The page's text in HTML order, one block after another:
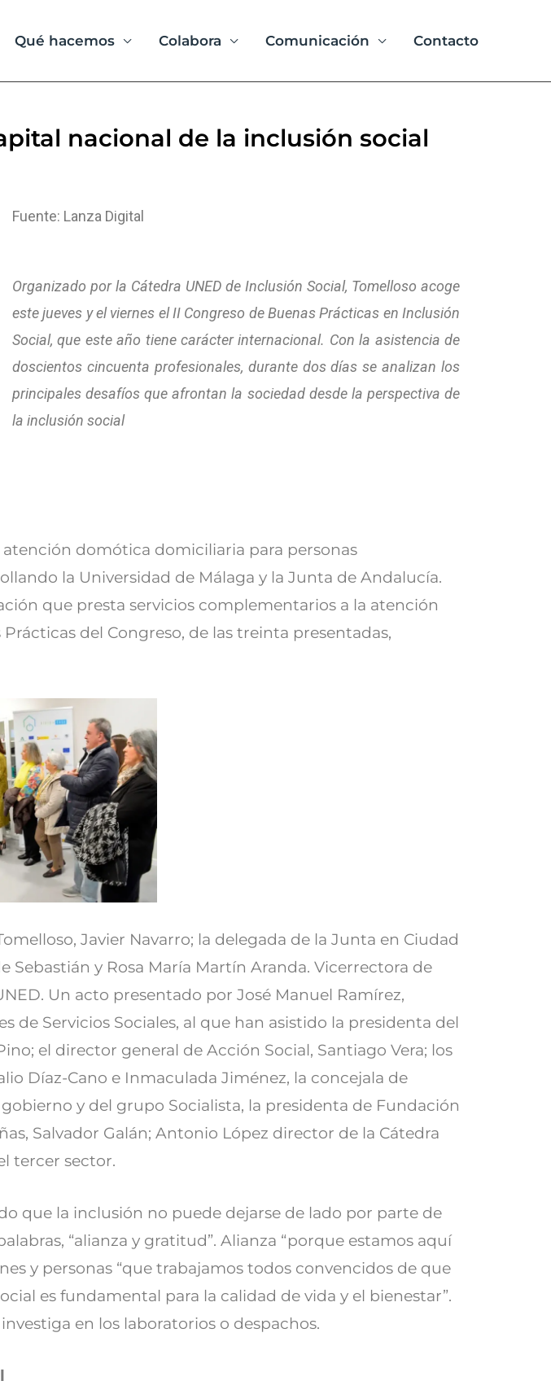
Qué hacemos Colabora Comunicación Contacto
nacional de la inclusión social
Fuente: Lanza Digital
Organizado por la Cátedra UNED de Inclusión Social, Tomelloso acoge
este jueves y el viernes el II Congreso de Buenas Prácticas en Inclusión
Social, que este año tiene carácter internacional. Con la asistencia de
doscientos cincuenta profesionales, durante dos días se analizan los
principales desafíos que afrontan la sociedad desde la perspectiva de
la inclusión social
domótica domiciliaria para personas
la Universidad de Málaga y la Junta de Andalucía.
que presta servicios complementarios a la atención
del Congreso, de las treinta presentadas,
Javier Navarro; la delegada de la Junta en Ciudad
y Rosa María Martín Aranda. Vicerrectora de
Un acto presentado por José Manuel Ramírez,
de Servicios Sociales, al que han asistido la presidenta del
el director general de Acción Social, Santiago Vera; los
Díaz-Cano e Inmaculada Jiménez, la concejala de
y del grupo Socialista, la presidenta de Fundación
Salvador Galán; Antonio López director de la Cátedra
tercer sector.
que la inclusión no puede dejarse de lado por parte de
“alianza y gratitud”. Alianza “porque estamos aquí
y personas “que trabajamos todos convencidos de que
es fundamental para la calidad de vida y el bienestar”.
en los laboratorios o despachos.